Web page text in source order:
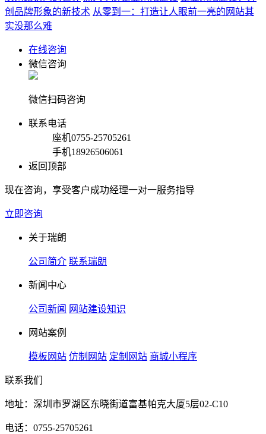
创品牌形象的新技术 从零到一：打造让人眼前一亮的网站其
实没那么难
在线咨询
微信咨询
微信扫码咨询
联系电话
座机0755-25705261
手机18926506061
返回顶部
现在咨询，享受客户成功经理一对一服务指导
立即咨询
关于瑞朗
公司简介 联系瑞朗
新闻中心
公司新闻 网站建设知识
网站案例
模板网站 仿制网站 定制网站 商城小程序
联系我们
地址：深圳市罗湖区东晓街道富基帕克大厦5层02-C10
电话：0755-25705261